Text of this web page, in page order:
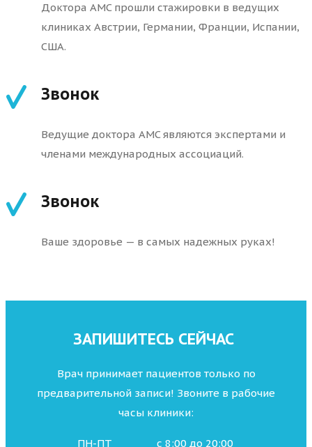
Доктора AMC прошли стажировки в ведущих
клиниках Австрии, Германии, Франции, Испании,
США.
Звонок
Ведущие доктора AMC являются экспертами и
членами международных ассоциаций.
Звонок
Ваше здоровье — в самых надежных руках!
ЗАПИШИТЕСЬ СЕЙЧАС
Врач принимает пациентов только по
предварительной записи! Звоните в рабочие
часы клиники:
ПН-ПТ
с 8:00 до 20:00